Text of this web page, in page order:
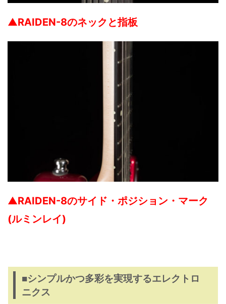
▲RAIDEN-8のネックと指板
▲RAIDEN-8のサイド・ポジション・マーク
(ルミンレイ)
■シンプルかつ多彩を実現するエレクトロ
ニクス